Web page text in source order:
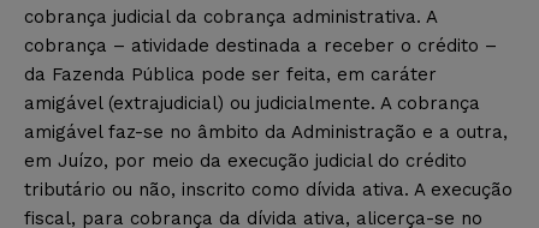
cobrança judicial da cobrança administrativa. A
cobrança – atividade destinada a receber o crédito –
da Fazenda Pública pode ser feita, em caráter
amigável (extrajudicial) ou judicialmente. A cobrança
amigável faz-se no âmbito da Administração e a outra,
em Juízo, por meio da execução judicial do crédito
tributário ou não, inscrito como dívida ativa. A execução
fiscal, para cobrança da dívida ativa, alicerça-se no